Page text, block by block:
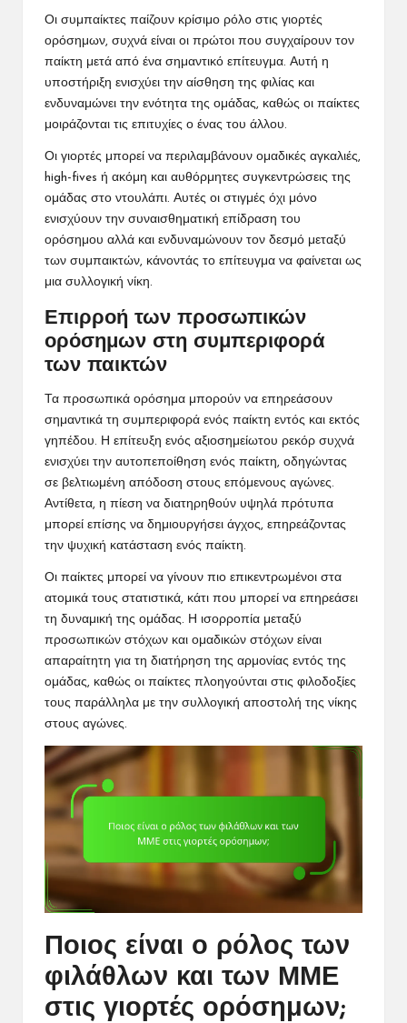
Οι συμπαίκτες παίζουν κρίσιμο ρόλο στις γιορτές
ορόσημων, συχνά είναι οι πρώτοι που συγχαίρουν τον
παίκτη μετά από ένα σημαντικό επίτευγμα. Αυτή η
υποστήριξη ενισχύει την αίσθηση της φιλίας και
ενδυναμώνει την ενότητα της ομάδας, καθώς οι παίκτες
μοιράζονται τις επιτυχίες ο ένας του άλλου.
Οι γιορτές μπορεί να περιλαμβάνουν ομαδικές αγκαλιές,
high-fives ή ακόμη και αυθόρμητες συγκεντρώσεις της
ομάδας στο ντουλάπι. Αυτές οι στιγμές όχι μόνο
ενισχύουν την συναισθηματική επίδραση του
ορόσημου αλλά και ενδυναμώνουν τον δεσμό μεταξύ
των συμπαικτών, κάνοντάς το επίτευγμα να φαίνεται ως
μια συλλογική νίκη.
Επιρροή των προσωπικών
ορόσημων στη συμπεριφορά
των παικτών
Τα προσωπικά ορόσημα μπορούν να επηρεάσουν
σημαντικά τη συμπεριφορά ενός παίκτη εντός και εκτός
γηπέδου. Η επίτευξη ενός αξιοσημείωτου ρεκόρ συχνά
ενισχύει την αυτοπεποίθηση ενός παίκτη, οδηγώντας
σε βελτιωμένη απόδοση στους επόμενους αγώνες.
Αντίθετα, η πίεση να διατηρηθούν υψηλά πρότυπα
μπορεί επίσης να δημιουργήσει άγχος, επηρεάζοντας
την ψυχική κατάσταση ενός παίκτη.
Οι παίκτες μπορεί να γίνουν πιο επικεντρωμένοι στα
ατομικά τους στατιστικά, κάτι που μπορεί να επηρεάσει
τη δυναμική της ομάδας. Η ισορροπία μεταξύ
προσωπικών στόχων και ομαδικών στόχων είναι
απαραίτητη για τη διατήρηση της αρμονίας εντός της
ομάδας, καθώς οι παίκτες πλοηγούνται στις φιλοδοξίες
τους παράλληλα με την συλλογική αποστολή της νίκης
στους αγώνες.
Ποιος είναι ο ρόλος των
φιλάθλων και των ΜΜΕ
στις γιορτές ορόσημων;